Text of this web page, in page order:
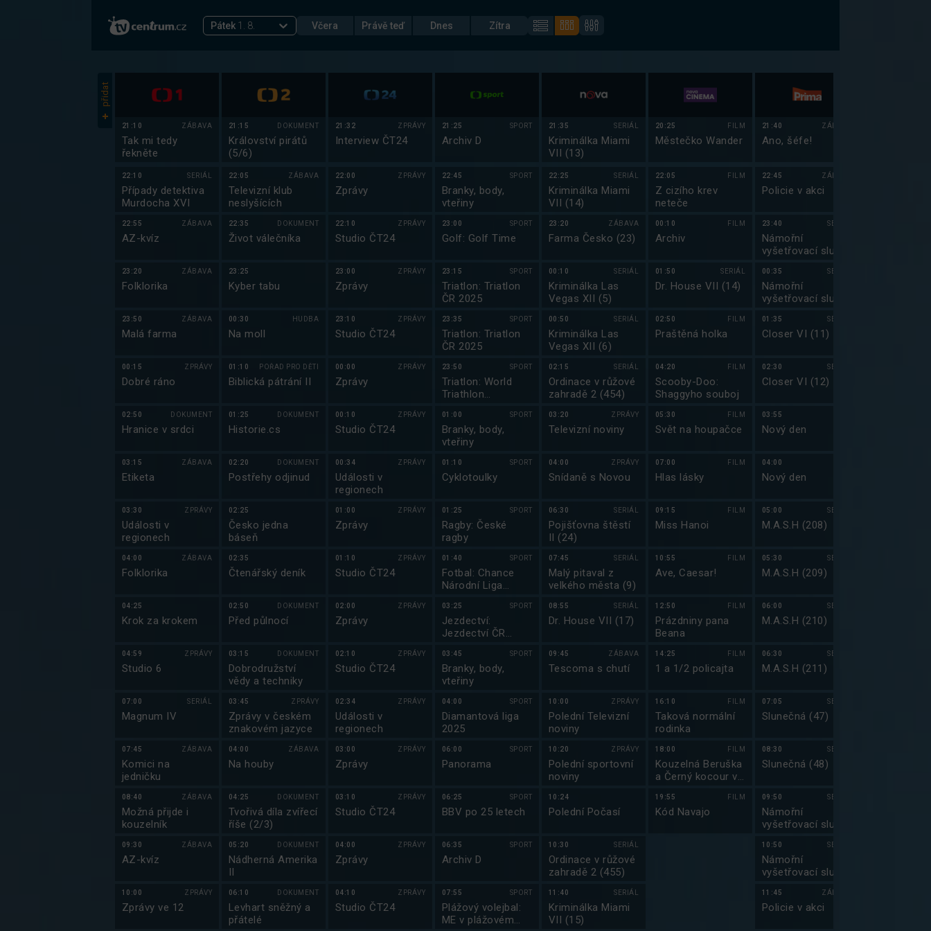
Pátek 1. 8. Včera Právě teď Dnes Zítra
přidat
21:10 ZÁBAVA
Tak mi tedy
řekněte
22:10 SERIÁL
Případy detektiva
Murdocha XVI
22:55 ZÁBAVA
AZ-kvíz
23:20 ZÁBAVA
Folklorika
23:50 ZÁBAVA
Malá farma
00:15 ZPRÁVY
Dobré ráno
02:50 DOKUMENT
Hranice v srdci
03:15 ZÁBAVA
Etiketa
03:30 ZPRÁVY
Události v
regionech
04:00 ZÁBAVA
Folklorika
04:25
Krok za krokem
04:59 ZPRÁVY
Studio 6
07:00 SERIÁL
Magnum IV
07:45 ZÁBAVA
Komici na
jedničku
08:40 ZÁBAVA
Možná přijde i
kouzelník
09:30 ZÁBAVA
AZ-kvíz
10:00 ZPRÁVY
Zprávy ve 12
21:15 DOKUMENT
Království pirátů
(5/6)
22:05 ZÁBAVA
Televizní klub
neslyšících
22:35 DOKUMENT
Život válečníka
23:25
Kyber tabu
00:30 HUDBA
Na moll
01:10 POŘAD PRO DĚTI
Biblická pátrání II
01:25 DOKUMENT
Historie.cs
02:20 DOKUMENT
Postřehy odjinud
02:25
Česko jedna
báseň
02:35
Čtenářský deník
02:50 DOKUMENT
Před půlnocí
03:15 DOKUMENT
Dobrodružství
vědy a techniky
03:45 ZPRÁVY
Zprávy v českém
znakovém jazyce
04:00 ZÁBAVA
Na houby
04:25 DOKUMENT
Tvořivá díla zvířecí
říše (2/3)
05:20 DOKUMENT
Nádherná Amerika
II
06:10 DOKUMENT
Levhart sněžný a
přátelé
21:32 ZPRÁVY
Interview ČT24
22:00 ZPRÁVY
Zprávy
22:10 ZPRÁVY
Studio ČT24
23:00 ZPRÁVY
Zprávy
23:10 ZPRÁVY
Studio ČT24
00:00 ZPRÁVY
Zprávy
00:10 ZPRÁVY
Studio ČT24
00:34 ZPRÁVY
Události v
regionech
01:00 ZPRÁVY
Zprávy
01:10 ZPRÁVY
Studio ČT24
02:00 ZPRÁVY
Zprávy
02:10 ZPRÁVY
Studio ČT24
02:34 ZPRÁVY
Události v
regionech
03:00 ZPRÁVY
Zprávy
03:10 ZPRÁVY
Studio ČT24
04:00 ZPRÁVY
Zprávy
04:10 ZPRÁVY
Studio ČT24
21:25 SPORT
Archiv D
22:45 SPORT
Branky, body,
vteřiny
23:00 SPORT
Golf: Golf Time
23:15 SPORT
Triatlon: Triatlon
ČR 2025
23:35 SPORT
Triatlon: Triatlon
ČR 2025
23:50 SPORT
Triatlon: World
Triathlon
Series 2025
01:00 SPORT
Branky, body,
vteřiny
01:10 SPORT
Cyklotoulky
01:25 SPORT
Ragby: České
ragby
01:40 SPORT
Fotbal: Chance
Národní Liga
03:25 SPORT
Jezdectví:
Jezdectví ČR
03:45 SPORT
Branky, body,
vteřiny
04:00 SPORT
Diamantová liga
2025
06:00 SPORT
Panorama
06:25 SPORT
BBV po 25 letech
06:35 SPORT
Archiv D
07:55 SPORT
Plážový volejbal:
ME v plážovém
21:35 SERIÁL
Kriminálka Miami
VII (13)
22:25 SERIÁL
Kriminálka Miami
VII (14)
23:20 ZÁBAVA
Farma Česko (23)
00:10 SERIÁL
Kriminálka Las
Vegas XII (5)
00:50 SERIÁL
Kriminálka Las
Vegas XII (6)
02:15 SERIÁL
Ordinace v růžové
zahradě 2 (454)
03:20 ZPRÁVY
Televizní noviny
04:00 ZPRÁVY
Snídaně s Novou
06:30 SERIÁL
Pojišťovna štěstí
II (24)
07:45 SERIÁL
Malý pitaval z
velkého města (9)
08:55 SERIÁL
Dr. House VII (17)
09:45 ZÁBAVA
Tescoma s chutí
10:00 ZPRÁVY
Polední Televizní
noviny
10:20 ZPRÁVY
Polední sportovní
noviny
10:24
Polední Počasí
10:30 SERIÁL
Ordinace v růžové
zahradě 2 (455)
11:40 SERIÁL
Kriminálka Miami
VII (15)
20:25 FILM
Městečko Wander
22:05 FILM
Z cizího krev
neteče
00:10 FILM
Archiv
01:50 SERIÁL
Dr. House VII (14)
02:50 FILM
Praštěná holka
04:20 FILM
Scooby-Doo:
Shaggyho souboj
05:30 FILM
Svět na houpačce
07:00 FILM
Hlas lásky
09:15 FILM
Miss Hanoi
10:55 FILM
Ave, Caesar!
12:50 FILM
Prázdniny pana
Beana
14:25 FILM
1 a 1/2 policajta
16:10 FILM
Taková normální
rodinka
18:00 FILM
Kouzelná Beruška
a Černý kocour ve
19:55 FILM
Kód Navajo
21:40 ZÁBAVA
Ano, šéfe!
22:45 ZÁBAVA
Policie v akci
23:40 SERIÁL
Námořní
vyšetřovací služba
00:35 SERIÁL
Námořní
vyšetřovací služba
01:35 SERIÁL
Closer VI (11)
02:30 SERIÁL
Closer VI (12)
03:55
Nový den
04:00
Nový den
05:00 SERIÁL
M.A.S.H (208)
05:30 SERIÁL
M.A.S.H (209)
06:00 SERIÁL
M.A.S.H (210)
06:30 SERIÁL
M.A.S.H (211)
07:05 SERIÁL
Slunečná (47)
08:30 SERIÁL
Slunečná (48)
09:50 SERIÁL
Námořní
vyšetřovací služba
10:50 SERIÁL
Námořní
vyšetřovací služba
11:45 ZÁBAVA
Policie v akci